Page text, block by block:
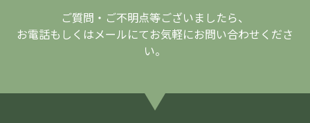
ご質問・ご不明点等ございましたら、
お電話もしくはメールにてお気軽にお問い合わせくださ
い。